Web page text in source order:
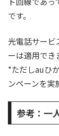
です。
光電話サービ
ーは適用でき
*ただしauひ
ンペーンを実
参考：一